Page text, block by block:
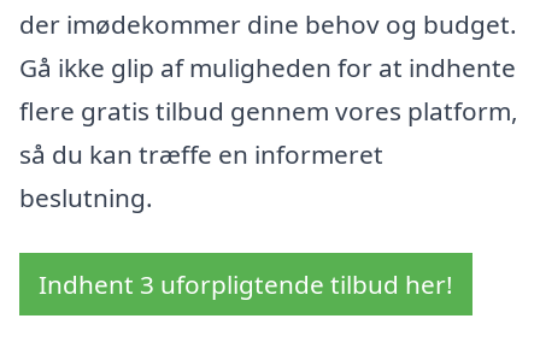
der imødekommer dine behov og budget.
Gå ikke glip af muligheden for at indhente
flere gratis tilbud gennem vores platform,
så du kan træffe en informeret
beslutning.
Indhent 3 uforpligtende tilbud her!